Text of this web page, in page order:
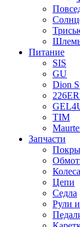
Питание
SIS
GU
Dion
TIM
Запчасти
Цепи
Седла
Рули